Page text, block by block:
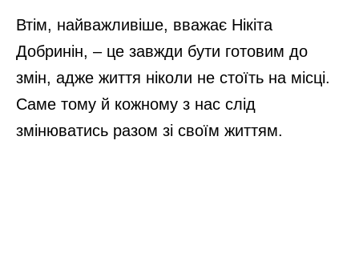
Втім, найважливіше, вважає Нікіта
Добринін, – це завжди бути готовим до
змін, адже життя ніколи не стоїть на місці.
Саме тому й кожному з нас слід
змінюватись разом зі своїм життям.